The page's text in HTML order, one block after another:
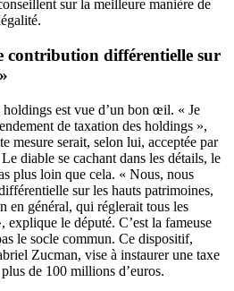
sur la meilleure manière de
contribution différentielle sur
holdings est vue d’un bon œil. « Je
de taxation des holdings »,
mesure serait, selon lui, acceptée par
diable se cachant dans les détails, le
plus loin que cela. « Nous, nous
sur les hauts patrimoines,
en général, qui réglerait tous les
explique le député. C’est la fameuse
le socle commun. Ce dispositif,
Zucman, vise à instaurer une taxe
de 100 millions d’euros.